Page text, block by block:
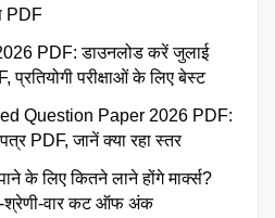
PDF
PDF: डाउनलोड करें जुलाई
परीक्षाओं के लिए बेस्ट
Question Paper 2026 PDF:
PDF, जानें क्या रहा स्तर
के लिए कितने लाने होंगे मार्क्स?
श्रेणी-वार कट ऑफ अंक